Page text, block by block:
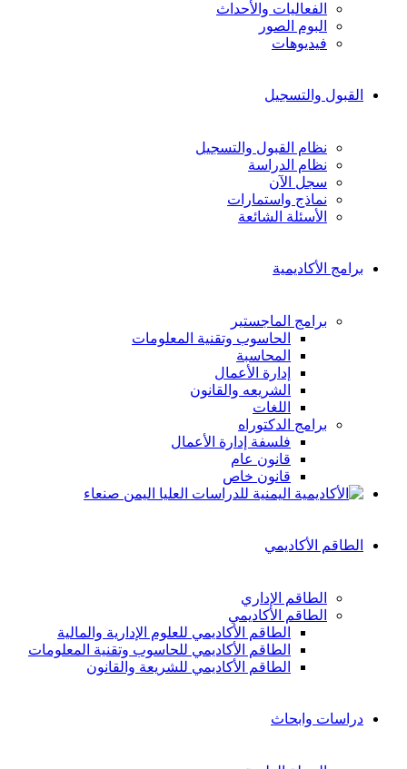
الفعاليات والأحداث
البوم الصور
فيديوهات
القبول والتسجيل
نظام القبول والتسجيل
نظام الدراسة
سجل الآن
نماذج واستمارات
الأسئلة الشائعة
برامج الأكاديمية
برامج الماجستير
الحاسوب وتقنية المعلومات
المحاسبة
إدارة الأعمال
الشريعه والقانون
اللغات
برامج الدكتوراه
فلسفة إدارة الأعمال
قانون عام
قانون خاص
الطاقم الأكاديمي
الطاقم الإداري
الطاقم الأكاديمي
الطاقم الأكاديمي للعلوم الإدارية والمالية
الطاقم الأكاديمي للحاسوب وتقنية المعلومات
الطاقم الأكاديمي للشريعة والقانون
دراسات وابحاث